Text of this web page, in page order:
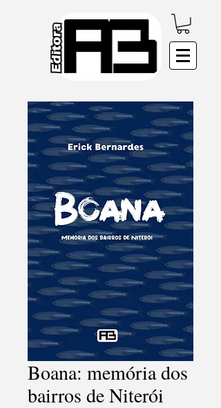
Boana: memória dos
bairros de Niterói